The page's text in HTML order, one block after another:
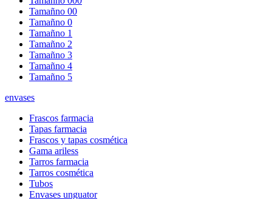
Tamañno 00
Tamañno 0
Tamañno 1
Tamañno 2
Tamañno 3
Tamañno 4
Tamañno 5
envases
Frascos farmacia
Tapas farmacia
Frascos y tapas cosmética
Gama ariless
Tarros farmacia
Tarros cosmética
Tubos
Envases unguator